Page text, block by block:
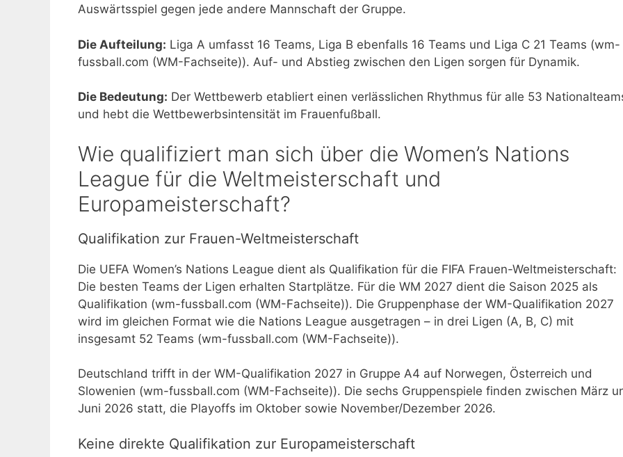
Auswärtsspiel gegen jede andere Mannschaft der Gruppe.
Die Aufteilung: Liga A umfasst 16 Teams, Liga B ebenfalls 16 Teams und Liga C 21 Teams (wm-
fussball.com (WM-Fachseite)). Auf- und Abstieg zwischen den Ligen sorgen für Dynamik.
Die Bedeutung: Der Wettbewerb etabliert einen verlässlichen Rhythmus für alle 53
und hebt die Wettbewerbsintensität im Frauenfußball.
Wie qualifiziert man sich über die Women’s Nations
League für die Weltmeisterschaft und
Europameisterschaft?
Qualifikation zur Frauen-Weltmeisterschaft
Die UEFA Women’s Nations League dient als Qualifikation für die FIFA Frauen-Weltmeisterschaft:
Die besten Teams der Ligen erhalten Startplätze. Für die WM 2027 dient die Saison 2025 als
Qualifikation (wm-fussball.com (WM-Fachseite)). Die Gruppenphase der WM-Qualifikation 2027
wird im gleichen Format wie die Nations League ausgetragen – in drei Ligen (A, B, C) mit
insgesamt 52 Teams (wm-fussball.com (WM-Fachseite)).
Deutschland trifft in der WM-Qualifikation 2027 in Gruppe A4 auf Norwegen, Österreich und
Slowenien (wm-fussball.com (WM-Fachseite)). Die sechs Gruppenspiele finden zwischen März
Juni 2026 statt, die Playoffs im Oktober sowie November/Dezember 2026.
Keine direkte Qualifikation zur Europameisterschaft